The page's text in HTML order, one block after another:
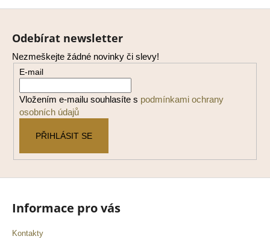
Z
Odebírat newsletter
Nezmeškejte žádné novinky či slevy!
E-mail
Vložením e-mailu souhlasíte s podmínkami ochrany
osobních údajů
PŘIHLÁSIT SE
Informace pro vás
Kontakty